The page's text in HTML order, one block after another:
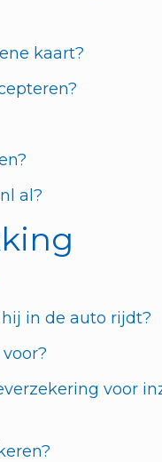
kaart?
al?
in de auto rijdt?
voor